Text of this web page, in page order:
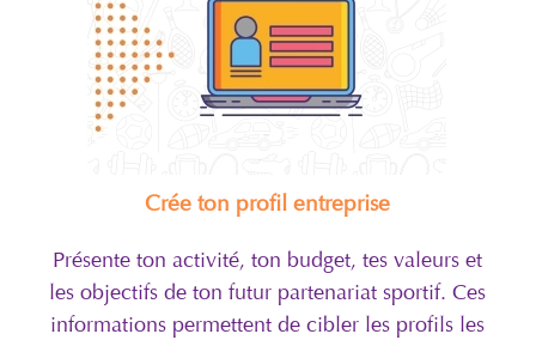
Crée ton profil entreprise
Présente ton activité, ton budget, tes valeurs et
les objectifs de ton futur partenariat sportif. Ces
informations permettent de cibler les profils les